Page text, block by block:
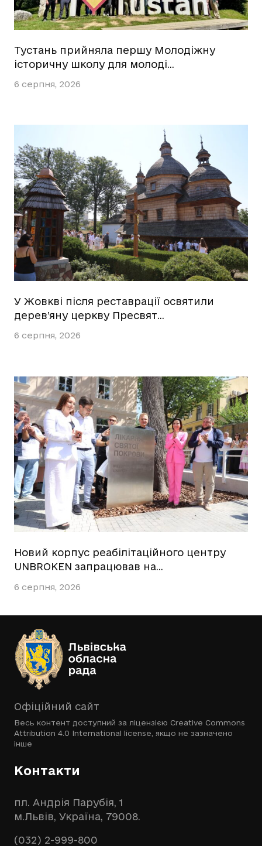
Тустань прийняла першу Молодіжну
історичну школу для молоді…
6 серпня, 2026
У Жовкві після реставрації освятили
дерев’яну церкву Пресвят…
6 серпня, 2026
Новий корпус реабілітаційного центру
UNBROKEN запрацював на…
6 серпня, 2026
Офіційний сайт
Весь контент доступний за ліцензією Creative Commons
Attribution 4.0 International license , якщо не зазначено
інше
Контакти
пл. Андрія Парубія, 1
м.Львів, Україна, 79008.
(032) 2-999-800